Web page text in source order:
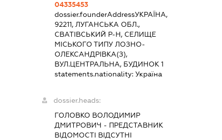
04335453
dossier.founderAddressУКРАЇНА,
92211, ЛУГАНСЬКА ОБЛ.,
СВАТІВСЬКИЙ Р-Н, СЕЛИЩЕ
МІСЬКОГО ТИПУ ЛОЗНО-
ОЛЕКСАНДРІВКА(З),
ВУЛ.ЦЕНТРАЛЬНА, БУДИНОК 1
statements.nationality:Україна
dossier.heads:
ГОЛОВКО ВОЛОДИМИР
ДМИТРОВИЧ - ПРЕДСТАВНИК
ВІДОМОСТІ ВІДСУТНІ